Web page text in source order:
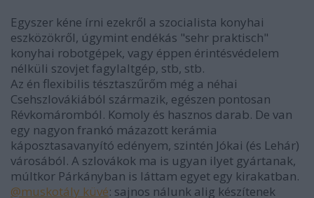
Egyszer kéne írni ezekről a szocialista konyhai
eszközökről, úgymint endékás "sehr praktisch"
konyhai robotgépek, vagy éppen érintésvédelem
nélküli szovjet fagylaltgép, stb, stb.
Az én flexibilis tésztaszűrőm még a néhai
Csehszlovákiából származik, egészen pontosan
Révkomáromból. Komoly és hasznos darab. De van
egy nagyon frankó mázazott kerámia
káposztasavanyító edényem, szintén Jókai (és Lehár)
városából. A szlovákok ma is ugyan ilyet gyártanak,
múltkor Párkányban is láttam egyet egy kirakatban.
@muskotály küvé: sajnos nálunk alig készítenek